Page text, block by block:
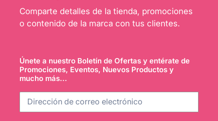
Comparte detalles de la tienda, promociones
o contenido de la marca con tus clientes.
Únete a nuestro Boletín de Ofertas y entérate de
Promociones, Eventos, Nuevos Productos y
mucho más...